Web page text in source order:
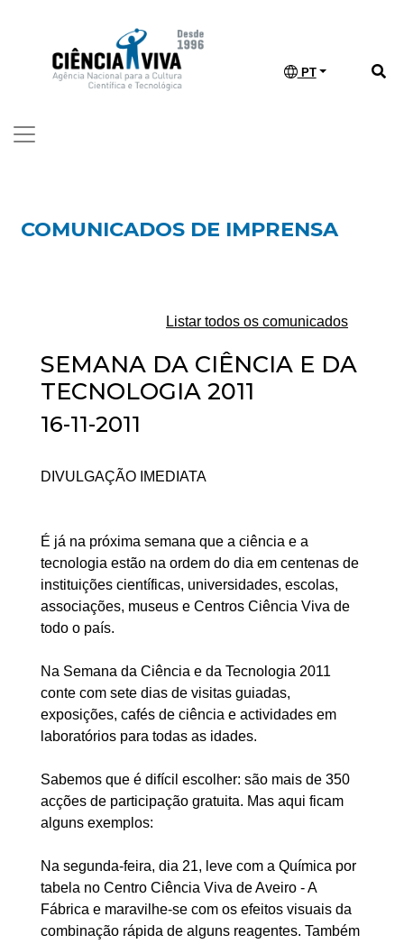
PT
COMUNICADOS DE IMPRENSA
Listar todos os comunicados
SEMANA DA CIÊNCIA E DA
TECNOLOGIA 2011
16-11-2011
DIVULGAÇÃO IMEDIATA
É já na próxima semana que a ciência e a
tecnologia estão na ordem do dia em centenas de
instituições científicas, universidades, escolas,
associações, museus e Centros Ciência Viva de
todo o país.
Na Semana da Ciência e da Tecnologia 2011
conte com sete dias de visitas guiadas,
exposições, cafés de ciência e actividades em
laboratórios para todas as idades.
Sabemos que é difícil escolher: são mais de 350
acções de participação gratuita. Mas aqui ficam
alguns exemplos:
Na segunda-feira, dia 21, leve com a Química por
tabela no Centro Ciência Viva de Aveiro - A
Fábrica e maravilhe-se com os efeitos visuais da
combinação rápida de alguns reagentes. Também